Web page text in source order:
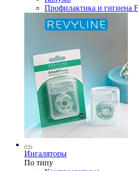
Профилактика и гигиена
Ингаляторы
По типу